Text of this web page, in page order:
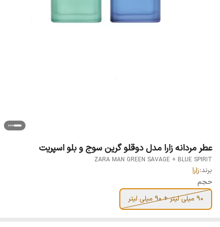
عطر مردانه زارا مدل دوقلو گرین سوج و بلو اسپریت
ZARA MAN GREEN SAVAGE + BLUE SPIRIT
برند:زارا
حجم
90 میلی لیتر + 90 میلی لیتر